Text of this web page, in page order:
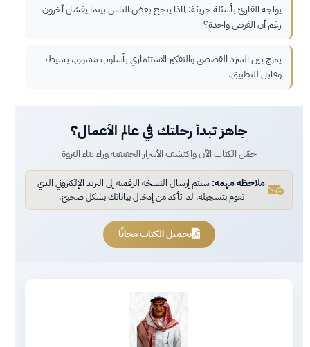
يواجه القارئ بأسئلة جريئة: لماذا ينجح بعض الناس بينما يفشل آخرون
رغم أن الفرص واحدة؟
يمزج بين السرد القصصي والتفكير الاستثماري بأسلوب مشوق، بسيط،
وقابل للتطبيق.
جاهز تبدأ رحلتك في عالم الأعمال؟
حمّل الكتاب الآن واكتشف الأسرار الحقيقية وراء بناء الثروة
ملاحظة مهمة: سيتم إرسال النسخة الرقمية إلى البريد الإلكتروني الذي
تقوم بتسجيله، لذا تأكد من إدخال بياناتك بشكل صحيح.
تحميل الكتاب مجانًا